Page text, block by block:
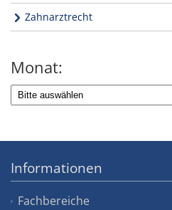
Zahnarztrecht
Monat:
Informationen
Fachbereiche